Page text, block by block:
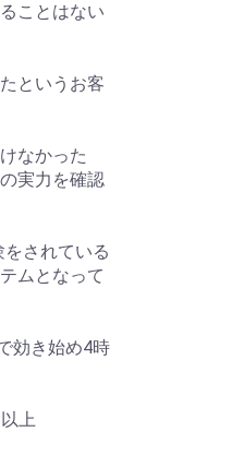
ことはない
というお客
なかった
実力を確認
されている
ムとなって
効き始め4時
上